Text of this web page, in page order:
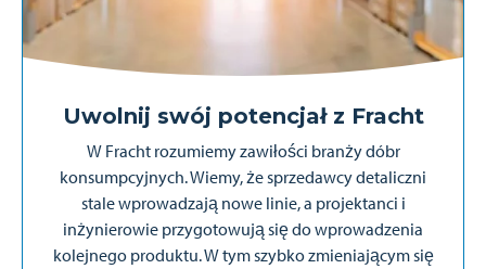
Uwolnij swój potencjał z Fracht
W Fracht rozumiemy zawiłości branży dóbr
konsumpcyjnych. Wiemy, że sprzedawcy detaliczni
stale wprowadzają nowe linie, a projektanci i
inżynierowie przygotowują się do wprowadzenia
kolejnego produktu. W tym szybko zmieniającym się